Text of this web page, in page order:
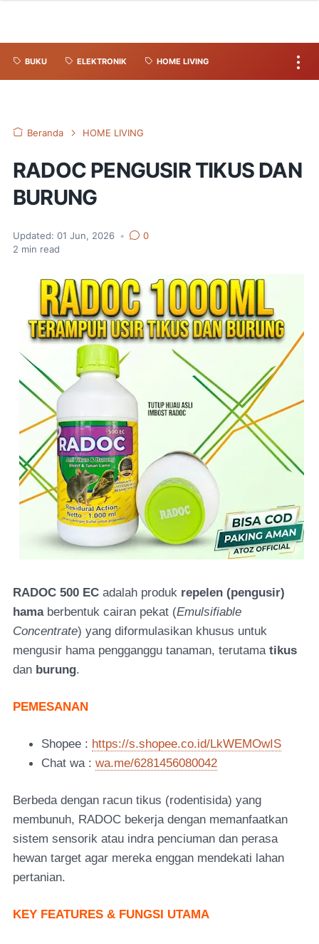
BUKU ELEKTRONIK HOME LIVING
Beranda HOME LIVING
RADOC PENGUSIR TIKUS DAN
BURUNG
Updated: 01 Jun, 2026 •
0
2 min read
RADOC 500 EC adalah produk repelen (pengusir)
hamaberbentuk cairan pekat (Emulsifiable
Concentrate) yang diformulasikan khusus untuk
mengusir hama pengganggu tanaman, terutama tikus
dan burung.
PEMESANAN
Shopee : https://s.shopee.co.id/LkWEMOwIS
Chat wa : wa.me/6281456080042
Berbeda dengan racun tikus (rodentisida) yang
membunuh, RADOC bekerja dengan memanfaatkan
sistem sensorik atau indra penciuman dan perasa
hewan target agar mereka enggan mendekati lahan
pertanian.
KEY FEATURES & FUNGSI UTAMA